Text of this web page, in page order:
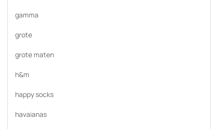
gamma
grote
grote maten
h&m
happy socks
havaianas